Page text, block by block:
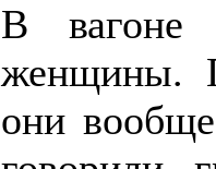
В вагоне
женщины.
они